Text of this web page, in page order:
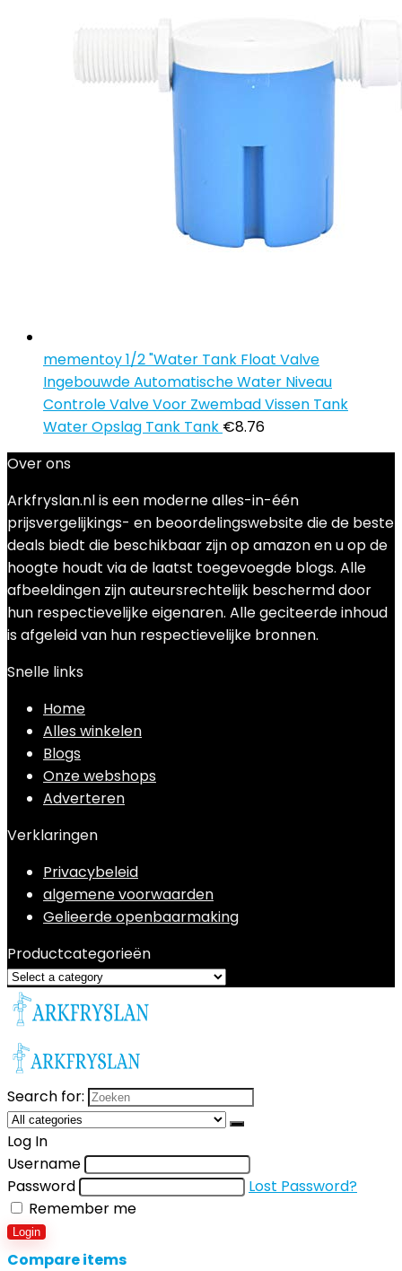
mementoy 1/2 "Water Tank Float Valve
Ingebouwde Automatische Water Niveau
Controle Valve Voor Zwembad Vissen Tank
Water Opslag Tank Tank €8.76
Over ons
Arkfryslan.nl is een moderne alles-in-één
prijsvergelijkings- en beoordelingswebsite die de beste
deals biedt die beschikbaar zijn op amazon en u op de
hoogte houdt via de laatst toegevoegde blogs. Alle
afbeeldingen zijn auteursrechtelijk beschermd door
hun respectievelijke eigenaren. Alle geciteerde inhoud
is afgeleid van hun respectievelijke bronnen.
Snelle links
Home
Alles winkelen
Blogs
Onze webshops
Adverteren
Verklaringen
Privacybeleid
algemene voorwaarden
Gelieerde openbaarmaking
Productcategorieën
Search for:
Log In
Username
Password
Lost Password?
Remember me
Login
Compare items